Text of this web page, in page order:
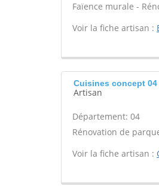
Faïence murale -
Voir la fiche artisan :
Cuisines concept
Artisan
Département: 04
Rénovation de
Voir la fiche artisan :